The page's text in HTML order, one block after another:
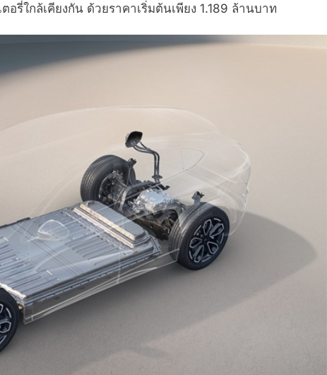
รี่ใกล้เคียงกัน ด้วยราคาเริ่มต้นเพียง 1.189 ล้านบาท